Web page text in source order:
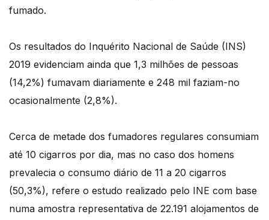
fumado.
Os resultados do Inquérito Nacional de Saúde (INS)
2019 evidenciam ainda que 1,3 milhões de pessoas
(14,2%) fumavam diariamente e 248 mil faziam-no
ocasionalmente (2,8%).
Cerca de metade dos fumadores regulares consumiam
até 10 cigarros por dia, mas no caso dos homens
prevalecia o consumo diário de 11 a 20 cigarros
(50,3%), refere o estudo realizado pelo INE com base
numa amostra representativa de 22.191 alojamentos de